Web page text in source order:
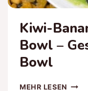
Kiwi-
Bowl –
Bowl
MEHR LESEN KIWI-